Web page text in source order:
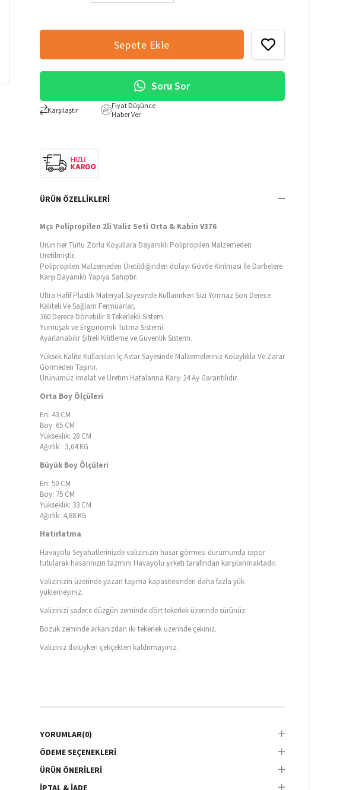
Soru Sor
Karşılaştır
Fiyat Düşünce
Haber Ver
ÜRÜN ÖZELLIKLERI
Mçs Polipropilen 2li Valiz Seti Orta & Kabin V376
Ürün her Türlü Zorlu Koşullara Dayanıklı Polipropilen Malzemeden
Üretilmiştir.
Polipropilen Malzemeden Üretildiğinden dolayı Gövde Kırılması İle Darbelere
Karşı Dayanıklı Yapıya Sahiptir.
Ultra Hafif Plastik Materyal Sayesinde Kullanırken Sizi Yormaz Son Derece
Kaliteli Ve Sağlam Fermuarlar,
360 Derece Dönebilir 8 Tekerlekli Sistem.
Yumuşak ve Ergonomik Tutma Sistemi.
Ayarlanabilir Şifreli Kilitleme ve Güvenlik Sistemi.
Yüksek Kalite Kullanılan İç Astar Sayesinde Malzemeleriniz Kolaylıkla Ve Zarar
Görmeden Taşınır.
Ürünümüz İmalat ve Üretim Hatalarına Karşı 24 Ay Garantilidir.
Orta Boy Ölçüleri
En: 43 CM
Boy: 65 CM
Yükseklik: 28 CM
Ağırlık : 3,64 KG
Büyük Boy Ölçüleri
En: 50 CM
Boy: 75 CM
Yükseklik: 33 CM
Ağırlık :4,88 KG
Hatırlatma
Havayolu Seyahatlerinizde valizinizin hasar görmesi durumunda rapor
tutularak hasarınızın tazmini Havayolu şirketi tarafından karşılanmaktadır.
Valizinizin üzerinde yazan taşıma kapasitesinden daha fazla yük
yüklemeyiniz.
Valizinizi sadece düzgün zeminde dört tekerlek üzerinde sürünüz.
Bozuk zeminde arkanızdan iki tekerlek üzerinde çekiniz.
Valiziniz doluyken çekçekten kaldırmayınız.
YORUMLAR(0)
ÖDEME SEÇENEKLERI
ÜRÜN ÖNERILERI
İPTAL & İADE